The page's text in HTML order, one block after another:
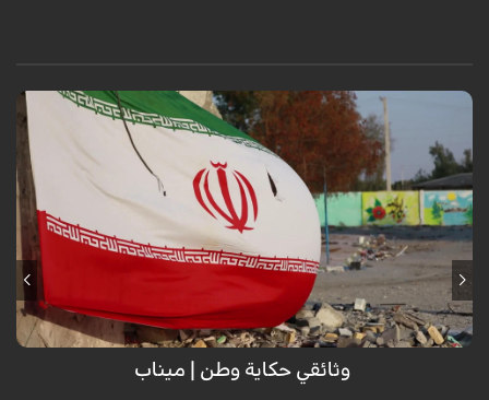
وثائقي حكاية وطن | ميناب